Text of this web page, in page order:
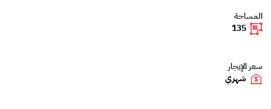
المساحة
135
سعر الإيجار
شهري